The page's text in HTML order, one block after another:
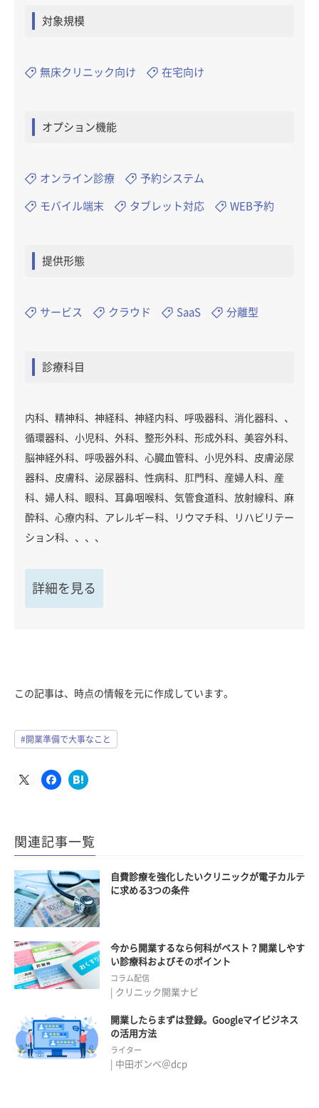
対象規模
無床クリニック向け 在宅向け
オプション機能
オンライン診療 予約システム
モバイル端末 タブレット対応 WEB予約
提供形態
サービス クラウド SaaS 分離型
診療科目
内科、精神科、神経科、神経内科、呼吸器科、消化器科、、
循環器科、小児科、外科、整形外科、形成外科、美容外科、
脳神経外科、呼吸器外科、心臓血管科、小児外科、皮膚泌尿
器科、皮膚科、泌尿器科、性病科、肛門科、産婦人科、産
科、婦人科、眼科、耳鼻咽喉科、気管食道科、放射線科、麻
酔科、心療内科、アレルギー科、リウマチ科、リハビリテー
ション科、、、、
詳細を見る
この記事は、時点の情報を元に作成しています。
#開業準備で大事なこと
関連記事一覧
自費診療を強化したいクリニックが電子カルテ
に求める3つの条件
今から開業するなら何科がベスト？開業しやす
い診療科およびそのポイント
コラム配信
| クリニック開業ナビ
開業したらまずは登録。Googleマイビジネス
の活用方法
ライター
| 中田ボンベ＠dcp